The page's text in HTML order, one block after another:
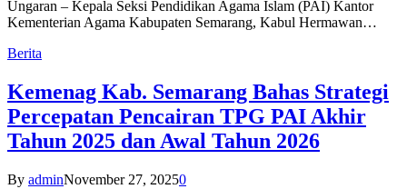
Ungaran – Kepala Seksi Pendidikan Agama Islam (PAI) Kantor
Kementerian Agama Kabupaten Semarang, Kabul Hermawan…
Berita
Kemenag Kab. Semarang Bahas Strategi
Percepatan Pencairan TPG PAI Akhir
Tahun 2025 dan Awal Tahun 2026
By adminNovember 27, 20250